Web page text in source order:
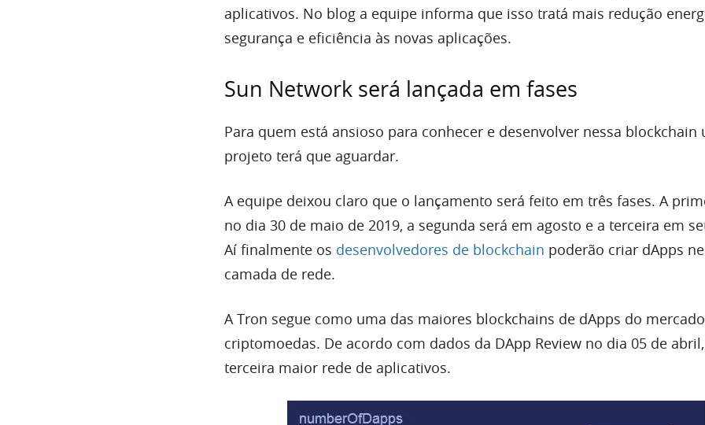
aplicativos. No blog a equipe informa que isso tratá mais redução
segurança e eficiência às novas aplicações.
Sun Network será lançada em fases
Para quem está ansioso para conhecer e desenvolver nessa blockchain
projeto terá que aguardar.
A equipe deixou claro que o lançamento será feito em três fases. A
no dia 30 de maio de 2019, a segunda será em agosto e a terceira em
Aí finalmente os desenvolvedores de blockchain poderão criar dApps
camada de rede.
A Tron segue como uma das maiores blockchains de dApps do
criptomoedas. De acordo com dados da DApp Review no dia 05 de
terceira maior rede de aplicativos.